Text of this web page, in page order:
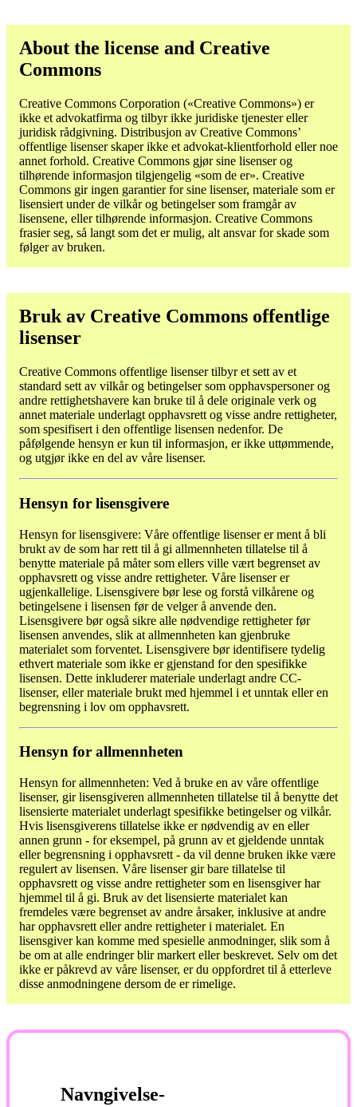
About the license and Creative
Commons
Creative Commons Corporation («Creative Commons») er
ikke et advokatfirma og tilbyr ikke juridiske tjenester eller
juridisk rådgivning. Distribusjon av Creative Commons’
offentlige lisenser skaper ikke et advokat-klientforhold eller noe
annet forhold. Creative Commons gjør sine lisenser og
tilhørende informasjon tilgjengelig «som de er». Creative
Commons gir ingen garantier for sine lisenser, materiale som er
lisensiert under de vilkår og betingelser som framgår av
lisensene, eller tilhørende informasjon. Creative Commons
frasier seg, så langt som det er mulig, alt ansvar for skade som
følger av bruken.
Bruk av Creative Commons offentlige
lisenser
Creative Commons offentlige lisenser tilbyr et sett av et
standard sett av vilkår og betingelser som opphavspersoner og
andre rettighetshavere kan bruke til å dele originale verk og
annet materiale underlagt opphavsrett og visse andre rettigheter,
som spesifisert i den offentlige lisensen nedenfor. De
påfølgende hensyn er kun til informasjon, er ikke uttømmende,
og utgjør ikke en del av våre lisenser.
Hensyn for lisensgivere
Hensyn for lisensgivere: Våre offentlige lisenser er ment å bli
brukt av de som har rett til å gi allmennheten tillatelse til å
benytte materiale på måter som ellers ville vært begrenset av
opphavsrett og visse andre rettigheter. Våre lisenser er
ugjenkallelige. Lisensgivere bør lese og forstå vilkårene og
betingelsene i lisensen før de velger å anvende den.
Lisensgivere bør også sikre alle nødvendige rettigheter før
lisensen anvendes, slik at allmennheten kan gjenbruke
materialet som forventet. Lisensgivere bør identifisere tydelig
ethvert materiale som ikke er gjenstand for den spesifikke
lisensen. Dette inkluderer materiale underlagt andre CC-
lisenser, eller materiale brukt med hjemmel i et unntak eller en
begrensning i lov om opphavsrett.
Hensyn for allmennheten
Hensyn for allmennheten: Ved å bruke en av våre offentlige
lisenser, gir lisensgiveren allmennheten tillatelse til å benytte det
lisensierte materialet underlagt spesifikke betingelser og vilkår.
Hvis lisensgiverens tillatelse ikke er nødvendig av en eller
annen grunn - for eksempel, på grunn av et gjeldende unntak
eller begrensning i opphavsrett - da vil denne bruken ikke være
regulert av lisensen. Våre lisenser gir bare tillatelse til
opphavsrett og visse andre rettigheter som en lisensgiver har
hjemmel til å gi. Bruk av det lisensierte materialet kan
fremdeles være begrenset av andre årsaker, inklusive at andre
har opphavsrett eller andre rettigheter i materialet. En
lisensgiver kan komme med spesielle anmodninger, slik som å
be om at alle endringer blir markert eller beskrevet. Selv om det
ikke er påkrevd av våre lisenser, er du oppfordret til å etterleve
disse anmodningene dersom de er rimelige.
Navngivelse-